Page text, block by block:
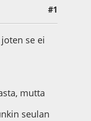
#1
se ei
mutta
seulan